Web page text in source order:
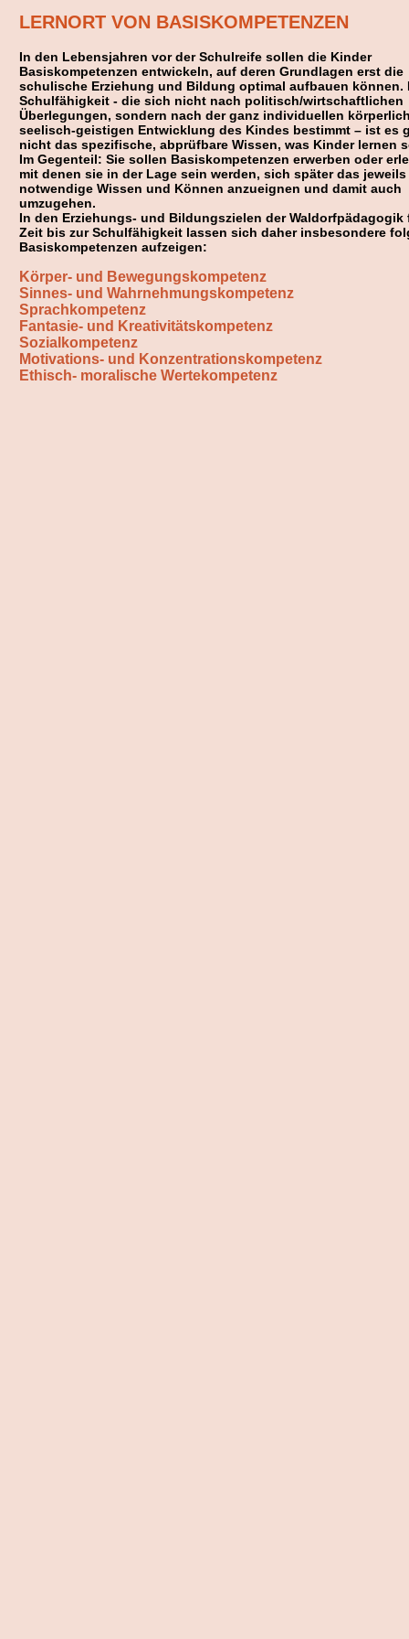
LERNORT VON BASISKOMPETENZEN
In den Lebensjahren vor der Schulreife sollen die Kinder
Basiskompetenzen entwickeln, auf deren Grundlagen erst die
schulische Erziehung und Bildung optimal aufbauen können.
Schulfähigkeit - die sich nicht nach politisch/wirtschaftlichen
Überlegungen, sondern nach der ganz individuellen
seelisch-geistigen Entwicklung des Kindes bestimmt – ist es
nicht das spezifische, abprüfbare Wissen, was Kinder lernen
Im Gegenteil: Sie sollen Basiskompetenzen erwerben oder
mit denen sie in der Lage sein werden, sich später das jeweils
notwendige Wissen und Können anzueignen und damit auch
umzugehen.
In den Erziehungs- und Bildungszielen der Waldorfpädagogik
Zeit bis zur Schulfähigkeit lassen sich daher insbesondere
Basiskompetenzen aufzeigen:
Körper- und Bewegungskompetenz
Sinnes- und Wahrnehmungskompetenz
Sprachkompetenz
Fantasie- und Kreativitätskompetenz
Sozialkompetenz
Motivations- und Konzentrationskompetenz
Ethisch- moralische Wertekompetenz